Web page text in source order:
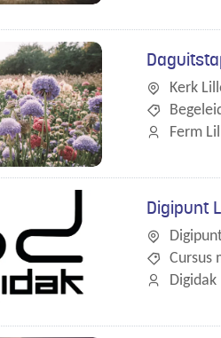
Kerk
Ferm
Digipunt
Cursus
Digidak